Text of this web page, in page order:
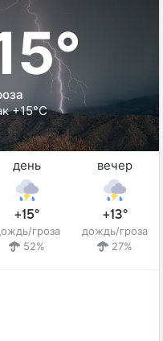
+15°C
день
+15°
гроза
52%
вечер
+13°
дождь/гроза
27%